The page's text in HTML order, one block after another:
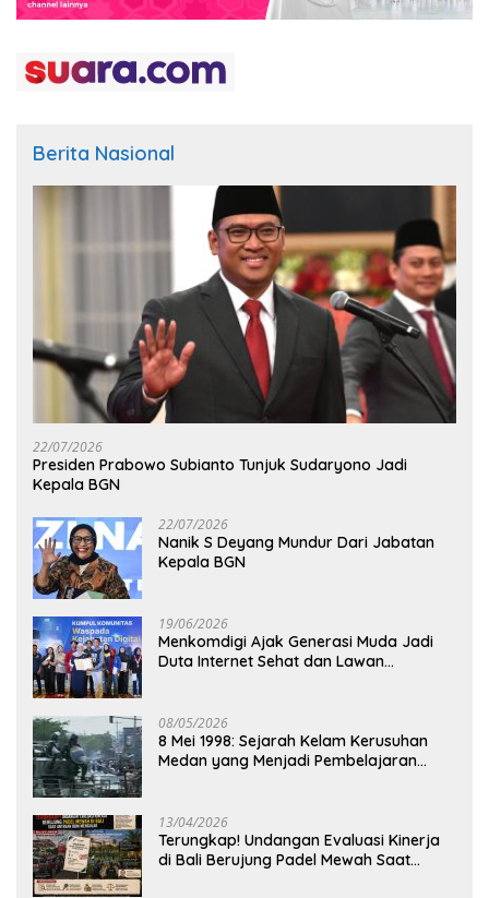
Berita Nasional
22/07/2026
Presiden Prabowo Subianto Tunjuk Sudaryono Jadi
Kepala BGN
22/07/2026
Nanik S Deyang Mundur Dari Jabatan
Kepala BGN
19/06/2026
Menkomdigi Ajak Generasi Muda Jadi
Duta Internet Sehat dan Lawan
08/05/2026
8 Mei 1998: Sejarah Kelam Kerusuhan
Medan yang Menjadi Pembelajaran
13/04/2026
Terungkap! Undangan Evaluasi Kinerja
di Bali Berujung Padel Mewah Saat